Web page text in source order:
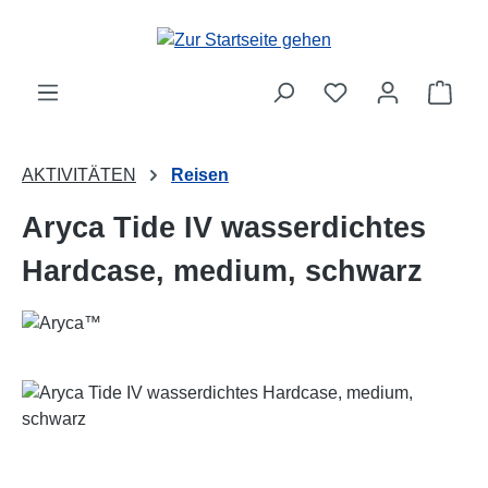
Zum Hauptinhalt springen
AKTIVITÄTEN Reisen
Aryca Tide IV wasserdichtes
Hardcase, medium, schwarz